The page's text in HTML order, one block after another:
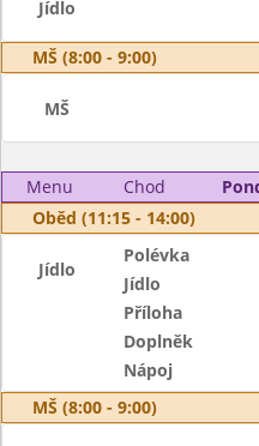
Jídlo
MŠ (8:00 - 9:00)
MŠ
Menu Chod
Oběd (11:15 - 14:00)
Jídlo
Polévka
Jídlo
Příloha
Doplněk
Nápoj
MŠ (8:00 - 9:00)